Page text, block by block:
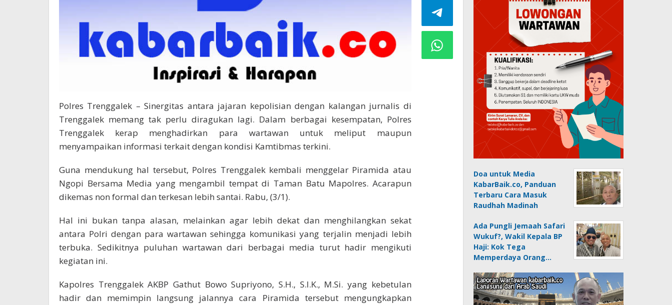
Polres Trenggalek – Sinergitas antara jajaran kepolisian dengan kalangan jurnalis di
Trenggalek memang tak perlu diragukan lagi. Dalam berbagai kesempatan, Polres
Trenggalek kerap menghadirkan para wartawan untuk meliput maupun
menyampaikan informasi terkait dengan kondisi Kamtibmas terkini.
Guna mendukung hal tersebut, Polres Trenggalek kembali menggelar Piramida atau
Ngopi Bersama Media yang mengambil tempat di Taman Batu Mapolres. Acarapun
dikemas non formal dan terkesan lebih santai. Rabu, (3/1).
Hal ini bukan tanpa alasan, melainkan agar lebih dekat dan menghilangkan sekat
antara Polri dengan para wartawan sehingga komunikasi yang terjalin menjadi lebih
terbuka. Sedikitnya puluhan wartawan dari berbagai media turut hadir mengikuti
kegiatan ini.
Kapolres Trenggalek AKBP Gathut Bowo Supriyono, S.H., S.I.K., M.Si. yang kebetulan
hadir dan memimpin langsung jalannya cara Piramida tersebut mengungkapkan
Doa untuk Media
KabarBaik.co, Panduan
Terbaru Cara Masuk
Raudhah Madinah
Ada Pungli Jemaah Safari
Wukuf?, Wakil Kepala BP
Haji: Kok Tega
Memperdaya Orang…